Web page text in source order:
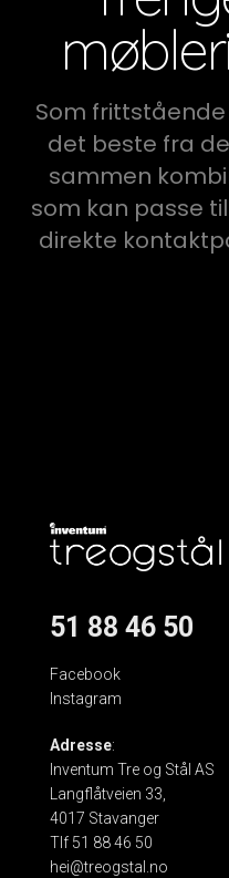
Som
det beste fra
sammen
som kan passe
direkte
51 88 46 50
Facebook
Instagram
Adresse:
Inventum Tre og Stål AS
Langflåtveien 33,
4017 Stavanger
Tlf 51 88 46 50
hei@treogstal.no